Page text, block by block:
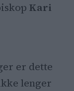
Kari
er dette
lenger